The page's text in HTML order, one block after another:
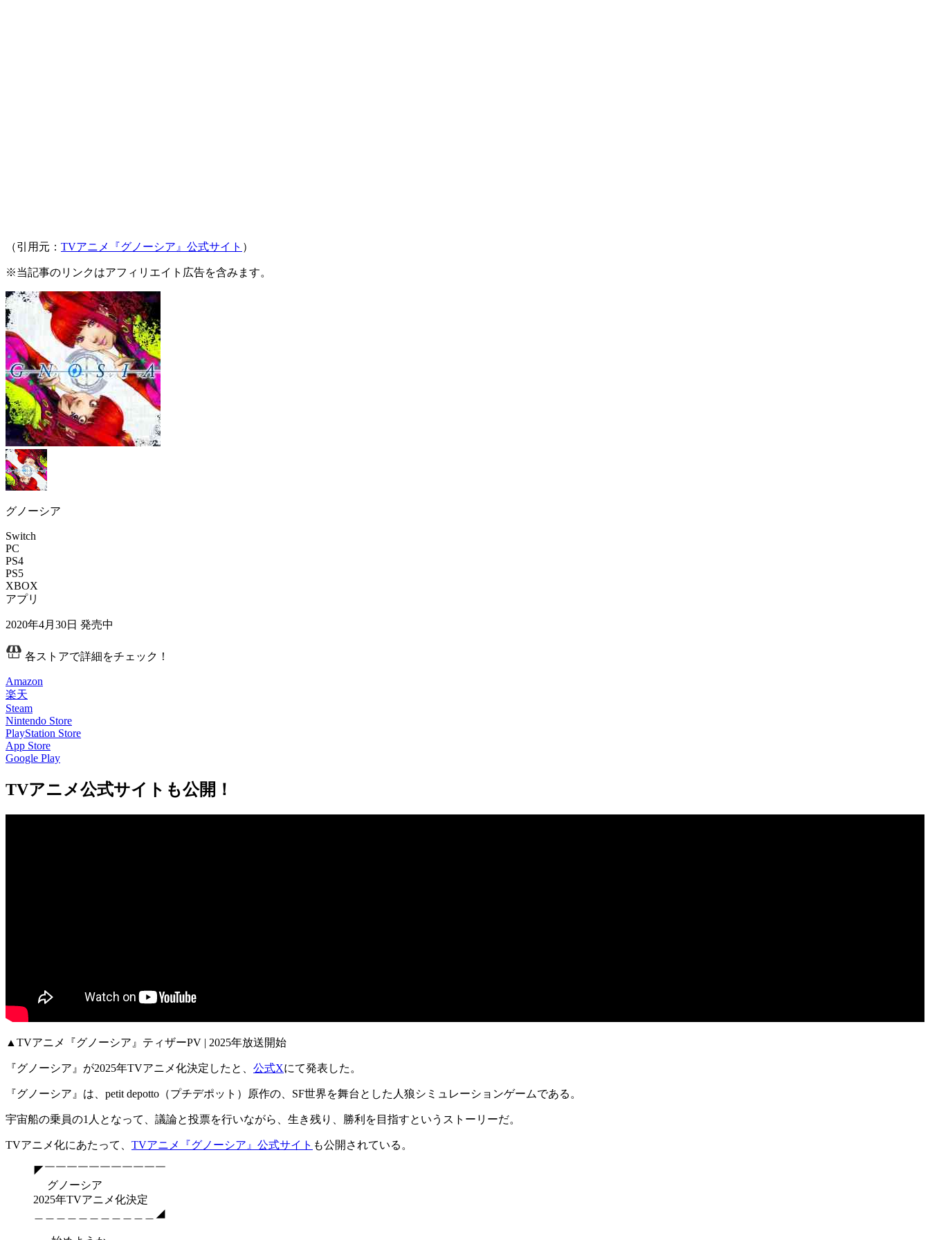
（引用元： TVアニメ『グノーシア』公式サイト ）
※当記事のリンクはアフィリエイト広告を含みます。
グノーシア
Switch
PC
PS4
PS5
XBOX
アプリ
2020年4月30日 発売中
各ストアで詳細をチェック！
Amazon
楽天
Steam
Nintendo Store
PlayStation Store
App Store
Google Play
TVアニメ公式サイトも公開！
▲TVアニメ『グノーシア』ティザーPV | 2025年放送開始
『グノーシア』が2025年TVアニメ化決定 したと、 公式Xにて発表した。
『グノーシア』は、petit depotto（プチデポット）原作の、 SF世界を舞台とした人狼シミュレーションゲームである。
宇宙船の乗員の1人となって、議論と投票を行いながら、生き残り、勝利を目指すというストーリーだ。
TVアニメ化にあたって、 TVアニメ『グノーシア』公式サイト も公開されている。
◤￣￣￣￣￣￣￣￣￣￣￣
グノーシア
2025年TVアニメ化決定
＿＿＿＿＿＿＿＿＿＿＿◢